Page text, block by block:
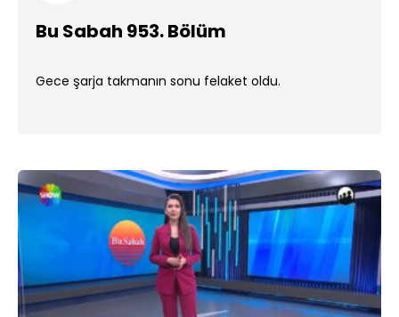
Bu Sabah 953. Bölüm
Gece şarja takmanın sonu felaket oldu.